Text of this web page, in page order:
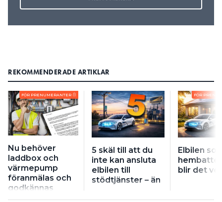
REKOMMENDERADE ARTIKLAR
FÖR PRENUMERANTER
Nu behöver
laddbox och
värmepump
föranmälas och
godkännas
5 skäl till att du
inte kan ansluta
elbilen till
stödtjänster – än
FÖR
Elbilen
blir det